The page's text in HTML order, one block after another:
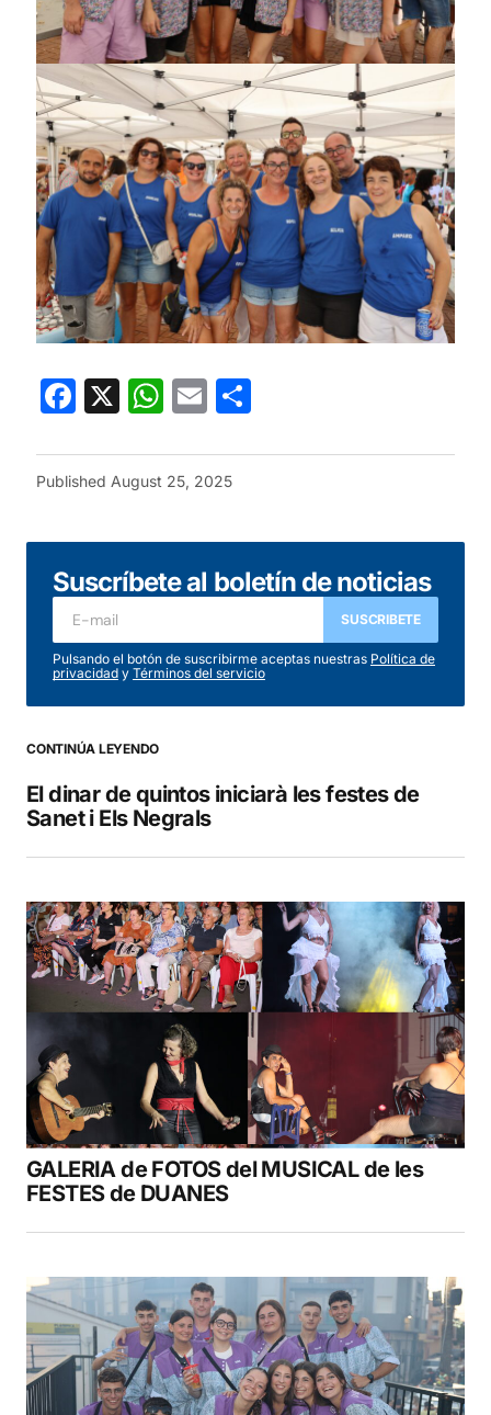
Facebook
X WhatsApp
Email
Published August 25, 2025
Suscríbete al boletín de noticias
SUSCRIBETE
Pulsando el botón de suscribirme aceptas nuestras Política de
privacidad y Términos del servicio
CONTINÚA LEYENDO
El dinar de quintos iniciarà les festes de
Sanet i Els Negrals
GALERIA de FOTOS del MUSICAL de les
FESTES de DUANES